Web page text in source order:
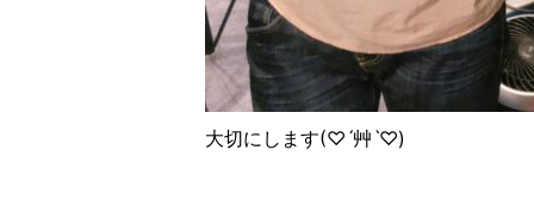
大切にします(♡︎ˊ艸ˋ♡︎)